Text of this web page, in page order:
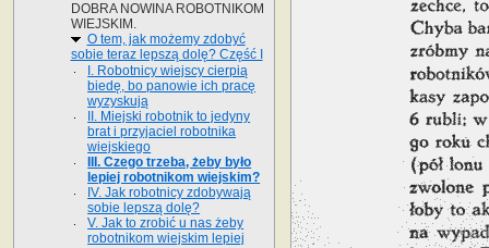
DOBRA NOWINA ROBOTNIKOM
WIEJSKIM.
O tem, jak możemy zdobyć
sobie teraz lepszą dolę? Część I
I. Robotnicy wiejscy cierpią
biedę, bo panowie ich pracę
wyzyskują
II. Miejski robotnik to jedyny
brat i przyjaciel robotnika
wiejskiego
III. Czego trzeba, żeby było
lepiej robotnikom wiejskim?
IV. Jak robotnicy zdobywają
sobie lepszą dolę?
V. Jak to zrobić u nas żeby
robotnikom wiejskim lepiej